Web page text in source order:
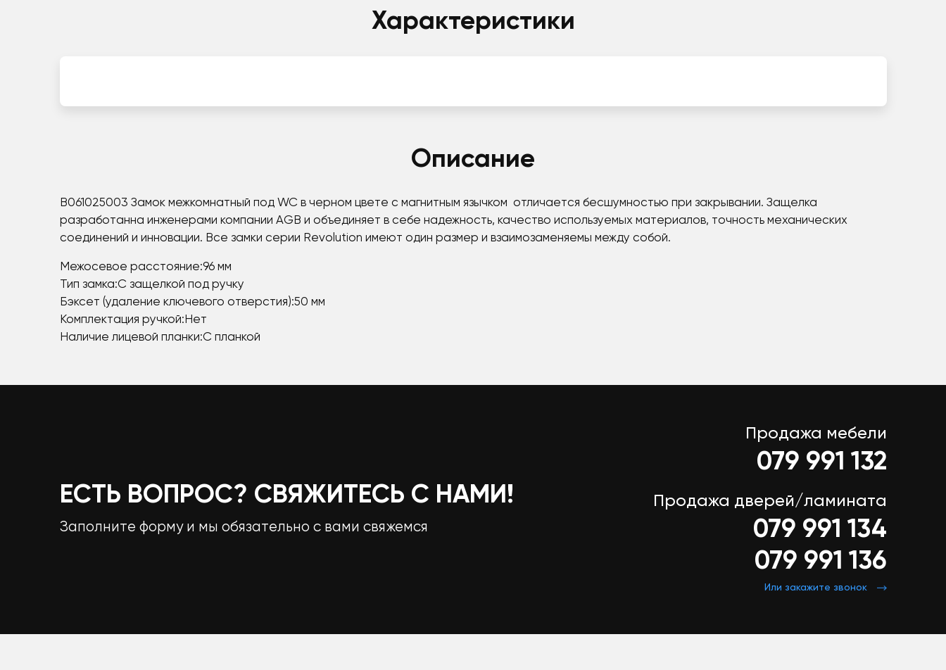
Характеристики
Описание
B061025003 Замок межкомнатный под WC в черном цвете с магнитным язычком отличается бесшумностью при закрывании. Защелка
разработанна инженерами компании AGB и объединяет в себе надежность, качество используемых материалов, точность механических
соединений и инновации. Все замки серии Revolution имеют один размер и взаимозаменяемы между собой.
Межосевое расстояние:96 мм
Тип замка:С защелкой под ручку
Бэксет (удаление ключевого отверстия):50 мм
Комплектация ручкой:Нет
Наличие лицевой планки:С планкой
ЕСТЬ ВОПРОС? СВЯЖИТЕСЬ С НАМИ!
Заполните форму и мы обязательно с вами свяжемся
Продажа мебели
079 991 132
Продажа дверей/ламината
079 991 134
079 991 136
Или закажите звонок